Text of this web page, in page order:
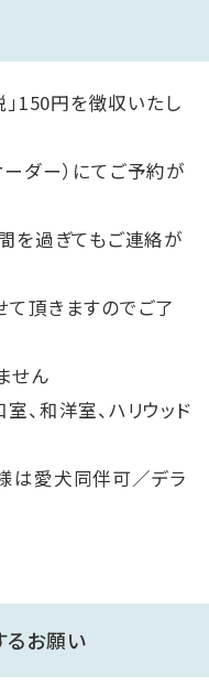
150円を徴収いたし
ダー）にてご予約が
を過ぎてもご連絡が
頂きますのでご了
せん
和洋室、ハリウッド
は愛犬同伴可／デラ
るお願い